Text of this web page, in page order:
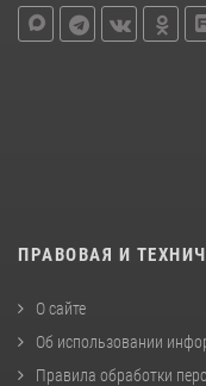
ПРАВОВАЯ И
О сайте
Об использовании
Правила обработки